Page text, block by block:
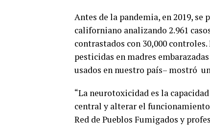
Antes de la pandemia, en 2019,
californiano analizando 2.961
contrastados con 30,000
pesticidas en madres
usados en nuestro país– mostró
“La neurotoxicidad es la
central y alterar el
Red de Pueblos Fumigados y